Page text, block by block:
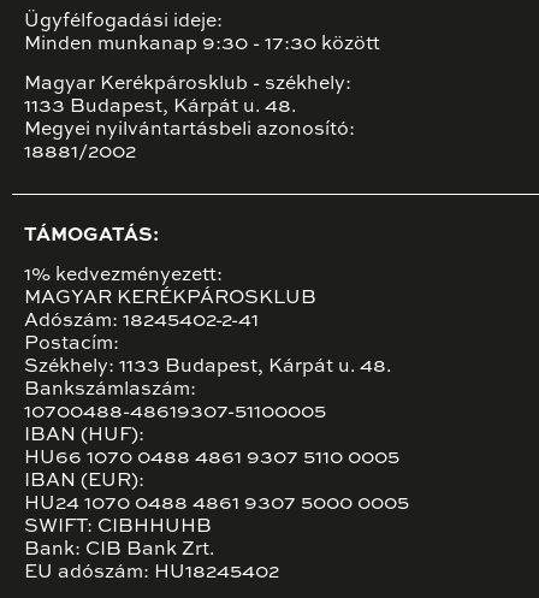
Ügyfélfogadási ideje:
Minden munkanap 9:30 - 17:30 között
Magyar Kerékpárosklub - székhely:
1133 Budapest, Kárpát u. 48.
Megyei nyilvántartásbeli azonosító:
18881/2002
TÁMOGATÁS:
1% kedvezményezett:
MAGYAR KERÉKPÁROSKLUB
Adószám: 18245402-2-41
Postacím:
Székhely: 1133 Budapest, Kárpát u. 48.
Bankszámlaszám:
10700488-48619307-51100005
IBAN (HUF):
HU66 1070 0488 4861 9307 5110 0005
IBAN (EUR):
HU24 1070 0488 4861 9307 5000 0005
SWIFT: CIBHHUHB
Bank: CIB Bank Zrt.
EU adószám: HU18245402